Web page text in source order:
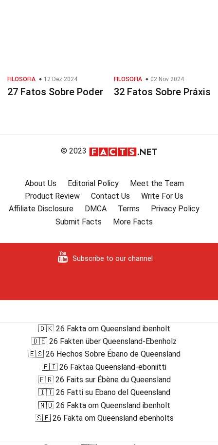
FILOSOFIA 12 Dez 2024
27 Fatos Sobre Poder
FILOSOFIA 02 Nov 2024
32 Fatos Sobre Práxis
© 2023
About Us Editorial Policy
Meet the Team
Product Review
Contact Us
Write For Us
Affiliate Disclosure
DMCA Terms
Privacy Policy
Submit Facts
More Facts
Subscribe to our channel
🇩🇰 26 Fakta om Queensland ibenholt
🇩🇪 26 Fakten über Queensland-Ebenholz
🇪🇸 26 Hechos Sobre Ébano de Queensland
🇫🇮 26 Faktaa Queensland-eboniitti
🇫🇷 26 Faits sur Ébène du Queensland
🇮🇹 26 Fatti su Ebano del Queensland
🇳🇴 26 Fakta om Queensland ibenholt
🇸🇪 26 Fakta om Queensland ebenholts